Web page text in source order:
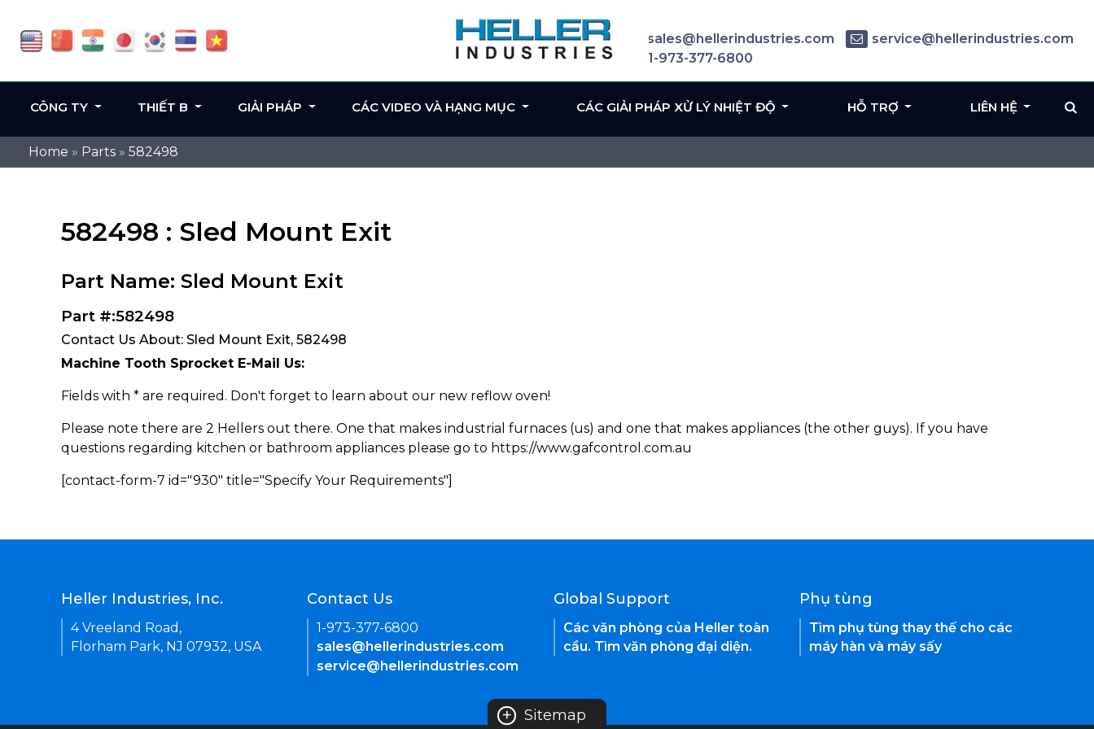
Home » Parts » 582498
582498 : Sled Mount Exit
Part Name: Sled Mount Exit
Part #:582498
Contact Us About: Sled Mount Exit, 582498
Machine Tooth Sprocket E-Mail Us:
Fields with * are required. Don't forget to learn about our new reflow oven!
Please note there are 2 Hellers out there. One that makes industrial furnaces (us) and one that makes appliances (the other guys). If you have
questions regarding kitchen or bathroom appliances please go to https://www.gafcontrol.com.au
[contact-form-7 id="930" title="Specify Your Requirements"]
sales@hellerindustries.com
service@hellerindustries.com
1-973-377-6800
CÔNG TY THIẾT B GIẢI PHÁP CÁC VIDEO VÀ HẠNG MỤC CÁC GIẢI PHÁP XỬ LÝ NHIỆT ĐỘ HỖ TRỢ LIÊN HỆ
Heller Industries, Inc.
4 Vreeland Road,
Florham Park, NJ 07932, USA
Contact Us
1-973-377-6800
sales@hellerindustries.com
service@hellerindustries.com
Global Support
Các văn phòng của Heller toàn
cầu. Tìm văn phòng đại diện.
Phụ tùng
Tìm phụ tùng thay thế cho các
máy hàn và máy sấy
+ Sitemap